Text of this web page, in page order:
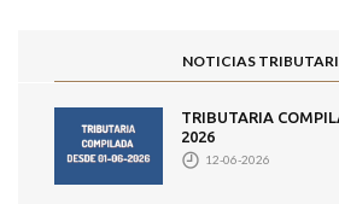
NOTICIAS
TRIBUTARIA
2026
12-06-2026